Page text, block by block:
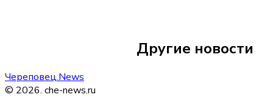
Другие новости
могут
Череповец.News
© 2026. che-news.ru